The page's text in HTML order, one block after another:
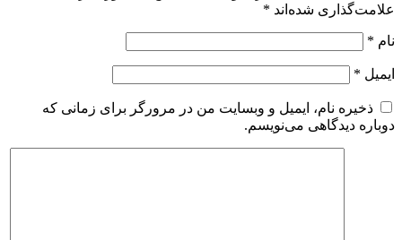
علامت‌گذاری شده‌اند *
نام *
ایمیل *
ذخیره نام، ایمیل و وبسایت من در مرورگر برای زمانی که
دوباره دیدگاهی می‌نویسم.